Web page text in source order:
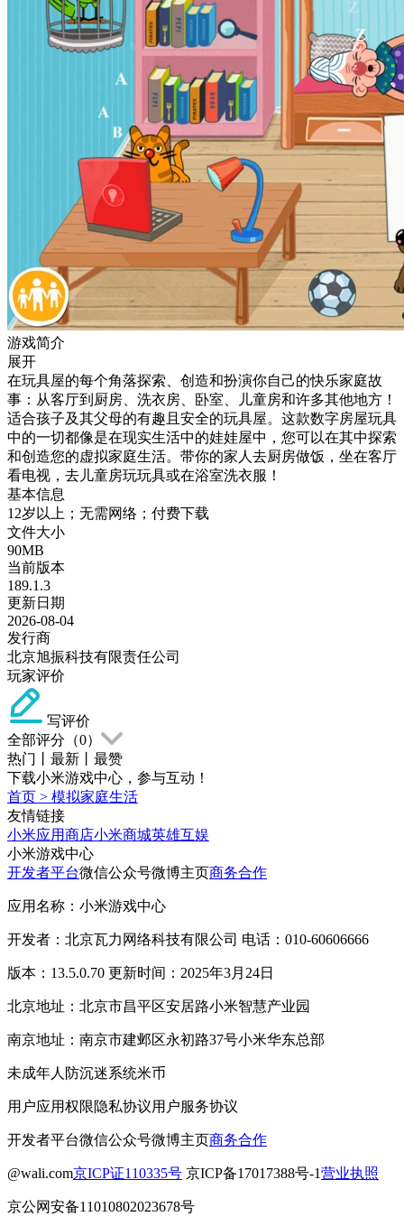
游戏简介
展开
在玩具屋的每个角落探索、创造和扮演你自己的快乐家庭故
事：从客厅到厨房、洗衣房、卧室、儿童房和许多其他地方！
适合孩子及其父母的有趣且安全的玩具屋。这款数字房屋玩具
中的一切都像是在现实生活中的娃娃屋中，您可以在其中探索
和创造您的虚拟家庭生活。带你的家人去厨房做饭，坐在客厅
看电视，去儿童房玩玩具或在浴室洗衣服！
基本信息
12岁以上；无需网络；付费下载
文件大小
90MB
当前版本
189.1.3
更新日期
2026-08-04
发行商
北京旭振科技有限责任公司
玩家评价
写评价
全部评分（0）
热门
最新
最赞
下载小米游戏中心，参与互动！
首页 > 模拟家庭生活
友情链接
小米应用商店小米商城英雄互娱
小米游戏中心
开发者平台微信公众号微博主页商务合作
应用名称：小米游戏中心
开发者：北京瓦力网络科技有限公司 电话：010-60606666
版本：13.5.0.70 更新时间：2025年3月24日
北京地址：北京市昌平区安居路小米智慧产业园
南京地址：南京市建邺区永初路37号小米华东总部
未成年人防沉迷系统米币
用户应用权限隐私协议用户服务协议
开发者平台微信公众号微博主页商务合作
@wali.com京ICP证110335号 京ICP备17017388号-1营业执照
京公网安备11010802023678号